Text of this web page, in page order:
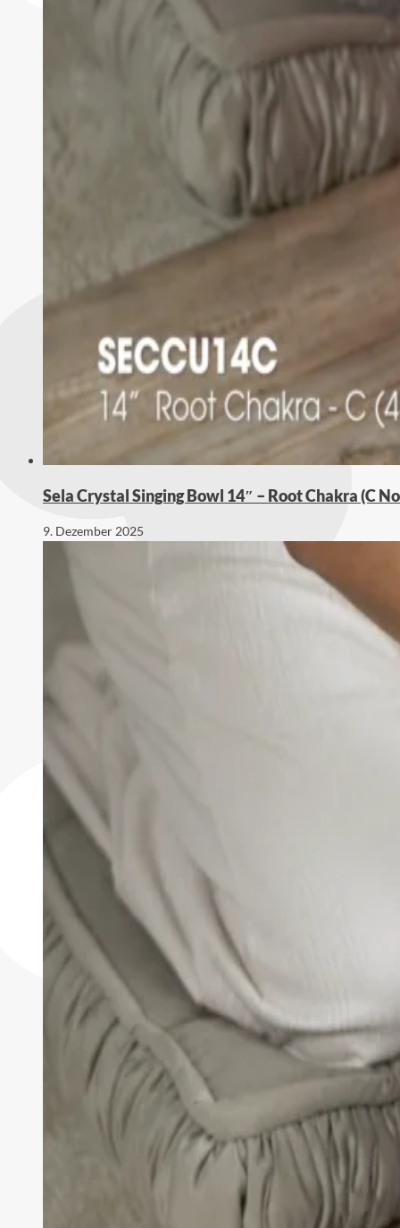
Sela Crystal Singing Bowl 14″ – Root Chakra (C
9. Dezember 2025